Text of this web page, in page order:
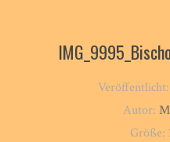
Veröffentlicht:
Autor:
Größe: